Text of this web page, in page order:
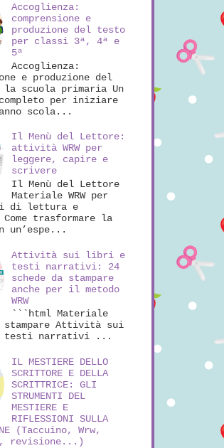
Accoglienza:
comprensione e
produzione del testo
per classi 3ª, 4ª e
5ª
Accoglienza:
e produzione del
scuola primaria Un
per iniziare
scola...
Il Menù del Lettore:
attività WRW per
leggere, capire e
scrivere
Il Menù del Lettore
Materiale WRW per
di lettura e
trasformare la
Attività sui libri e
testi narrativi: 24
schede da stampare
anche per il metodo
WRW
```html Materiale
stampare Attività sui
testi narrativi ...
IL MESTIERE DELLO
SCRITTORE E DELLA
SCRITTRICE: GLI
STRUMENTI DEL
MESTIERE E
RIFLESSIONI SULLA
(Taccuino, Wrw,
revisione...)